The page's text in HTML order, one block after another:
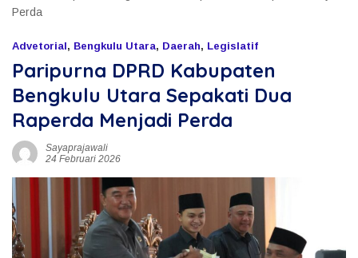
Perda
Advetorial, Bengkulu Utara, Daerah, Legislatif
Paripurna DPRD Kabupaten
Bengkulu Utara Sepakati Dua
Raperda Menjadi Perda
Sayaprajawali
24 Februari 2026